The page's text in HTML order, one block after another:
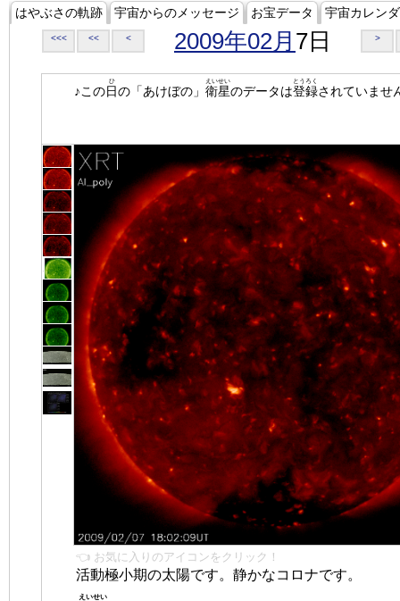
はやぶさの軌跡 宇宙からのメッセージ お宝データ 宇宙カレン
<<< << < 2009年02月 7日 >
♪この日
ひ
の「あけぼの」 衛星
えいせい
のデータは登録
とうろく
されていませ
👈 お気に入りのアイコンをクリック！
活動極小期の太陽です。静かなコロナです。
えいせい